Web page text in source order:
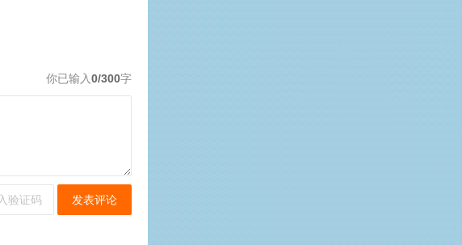
你已输入0/300字
发表评论